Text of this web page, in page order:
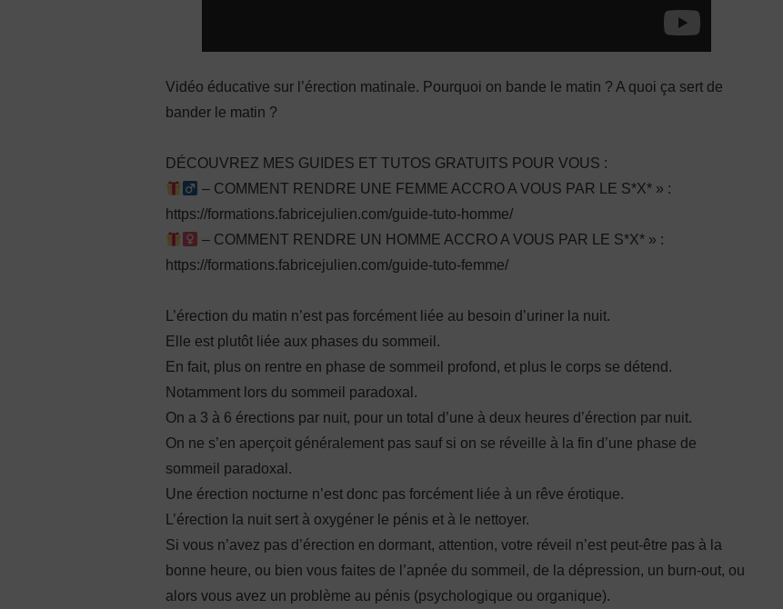
Vidéo éducative sur l’érection matinale. Pourquoi on bande le matin ? A quoi ça sert de
bander le matin ?
DÉCOUVREZ MES GUIDES ET TUTOS GRATUITS POUR VOUS :
– COMMENT RENDRE UNE FEMME ACCRO A VOUS PAR LE S*X* » :
https://formations.fabricejulien.com/guide-tuto-homme/
– COMMENT RENDRE UN HOMME ACCRO A VOUS PAR LE S*X* » :
https://formations.fabricejulien.com/guide-tuto-femme/
L’érection du matin n’est pas forcément liée au besoin d’uriner la nuit.
Elle est plutôt liée aux phases du sommeil.
En fait, plus on rentre en phase de sommeil profond, et plus le corps se détend.
Notamment lors du sommeil paradoxal.
On a 3 à 6 érections par nuit, pour un total d’une à deux heures d’érection par nuit.
On ne s’en aperçoit généralement pas sauf si on se réveille à la fin d’une phase de
sommeil paradoxal.
Une érection nocturne n’est donc pas forcément liée à un rêve érotique.
L’érection la nuit sert à oxygéner le pénis et à le nettoyer.
Si vous n’avez pas d’érection en dormant, attention, votre réveil n’est peut-être pas à la
bonne heure, ou bien vous faites de l’apnée du sommeil, de la dépression, un burn-out, ou
alors vous avez un problème au pénis (psychologique ou organique).